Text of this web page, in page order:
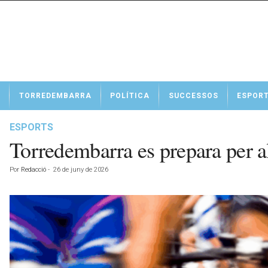
t
TORREDEMBARRA POLÍTICA SUCCESSOS
ESPORTS
Torredembarra es prepara per
Por Redacció - 26 de juny de 2026